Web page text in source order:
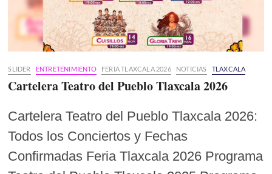
SLIDER ENTRETENIMIENTO FERIA TLAXCALA 2026 NOTICIAS TLAXCALA
Cartelera Teatro del Pueblo Tlaxcala 2026
Cartelera Teatro del Pueblo Tlaxcala 2026:
Todos los Conciertos y Fechas
Confirmadas Feria Tlaxcala 2026 Programa